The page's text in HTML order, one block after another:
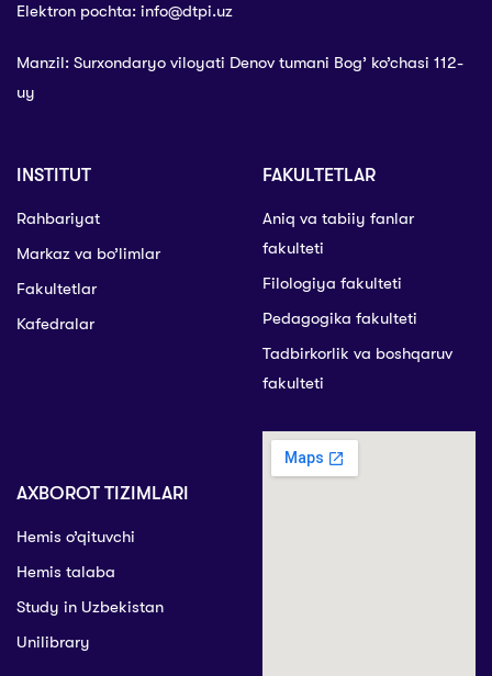
Elektron pochta: info@dtpi.uz
Manzil: Surxondaryo viloyati Denov tumani Bog’ ko’chasi 112-
uy
INSTITUT
Rahbariyat
Markaz va bo’limlar
Fakultetlar
Kafedralar
FAKULTETLAR
Aniq va tabiiy fanlar
fakulteti
Filologiya fakulteti
Pedagogika fakulteti
Tadbirkorlik va boshqaruv
fakulteti
AXBOROT TIZIMLARI
Hemis o’qituvchi
Hemis talaba
Study in Uzbekistan
Unilibrary